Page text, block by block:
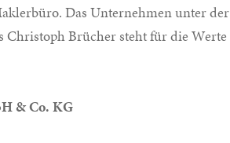
Das Unternehmen unter der
Christoph Brücher steht für die Werte
& Co. KG